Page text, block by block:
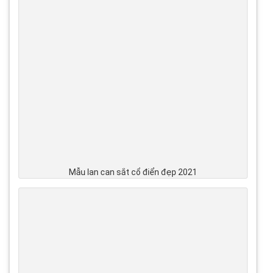
Mẫu lan can sắt cổ điển đẹp 2021